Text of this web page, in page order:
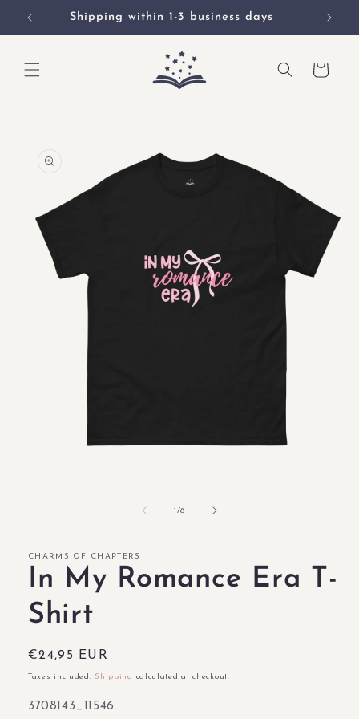
content
Shipping within 1-3 business days
Cart
information
1/of
8
CHARMS OF CHAPTERS
In My Romance Era T-
Shirt
Regular
price
€24,95 EUR
Taxes included. Shipping calculated at checkout.
SKU:
3708143_11546